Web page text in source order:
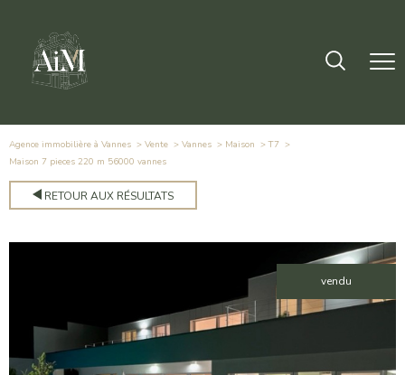
Agence immobilière à Vannes Vente Vannes Maison
T7
maison 7 pieces 220 m 56000 vannes
RETOUR AUX RÉSULTATS
vendu